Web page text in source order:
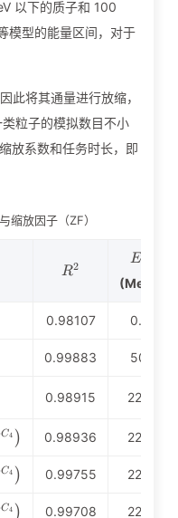
以下的质子和 100
模型的能量区间，对于
此将其通量进行放缩，
粒子的模拟数目不小
放系数和任务时长，即
缩放因子（ZF）
R^2
R2
E_b
E
(MeV)
0.98107 0.1
0.99883 50
0.98915 220
C4 ) 0.98936 220
C4 ) 0.99755 220
C4 ) 0.99708 220